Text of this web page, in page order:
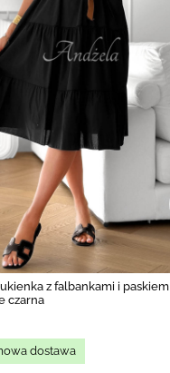
z falbankami i paskiem
czarna
dostawa